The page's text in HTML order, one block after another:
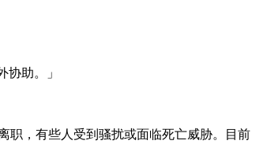
协助。」
职，有些人受到骚扰或面临死亡威胁。目前